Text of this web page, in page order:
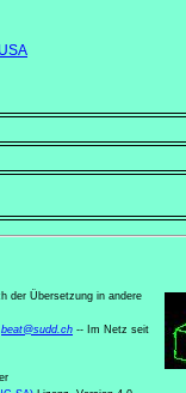
der Übersetzung in andere
beat@sudd.ch -- Im Netz seit